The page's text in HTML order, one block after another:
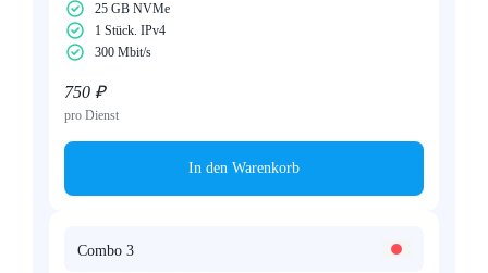
25 GB NVMe
1 Stück. IPv4
300 Mbit/s
750 ₽
pro Dienst
In den Warenkorb
Combo 3